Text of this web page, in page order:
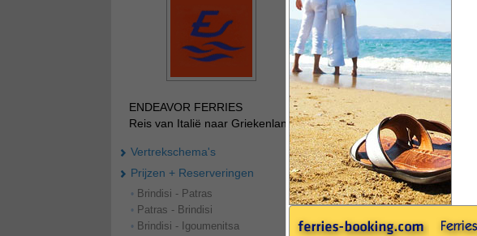
ENDEAVOR FERRIES
Reis van Italië naar Griekenland
Vertrekschema's
Prijzen + Reserveringen
• Brindisi - Patras
• Patras - Brindisi
• Brindisi - Igoumenitsa